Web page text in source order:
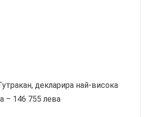
декларира най-висока
– 146 755 лева